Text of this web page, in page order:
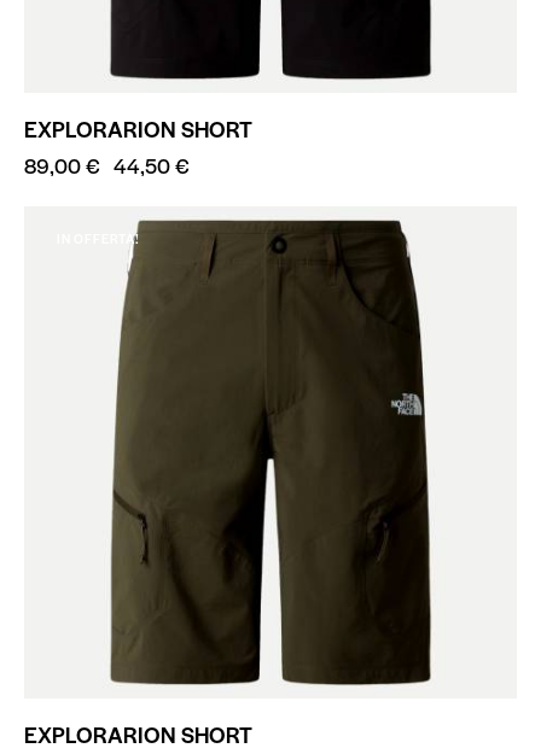
EXPLORARION SHORT
89,00€ 44,50€
IN OFFERTA!
EXPLORARION SHORT